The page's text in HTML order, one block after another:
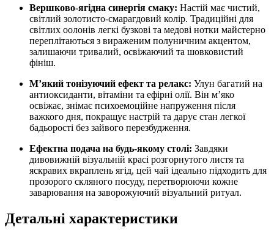
Вершково-ягідна синергія смаку: Настій має чистий,
світлий золотисто-смарагдовий колір. Традиційні для
світлих оолонів легкі бузкові та медові нотки майстерно
переплітаються з вираженим полуничним акцентом,
залишаючи тривалий, освіжаючий та шовковистий
фініш.
М’який тонізуючий ефект та релакс: Улун багатий на
антиоксиданти, вітаміни та ефірні олії. Він м’яко
освіжає, знімає психоемоційне напруження після
важкого дня, покращує настрій та дарує стан легкої
бадьорості без зайвого перезбудження.
Ефектна подача на будь-якому столі: Завдяки
дивовижній візуальній красі розгорнутого листя та
яскравих вкраплень ягід, цей чай ідеально підходить для
прозорого скляного посуду, перетворюючи кожне
заварювання на заворожуючий візуальний ритуал.
Детальні характеристики